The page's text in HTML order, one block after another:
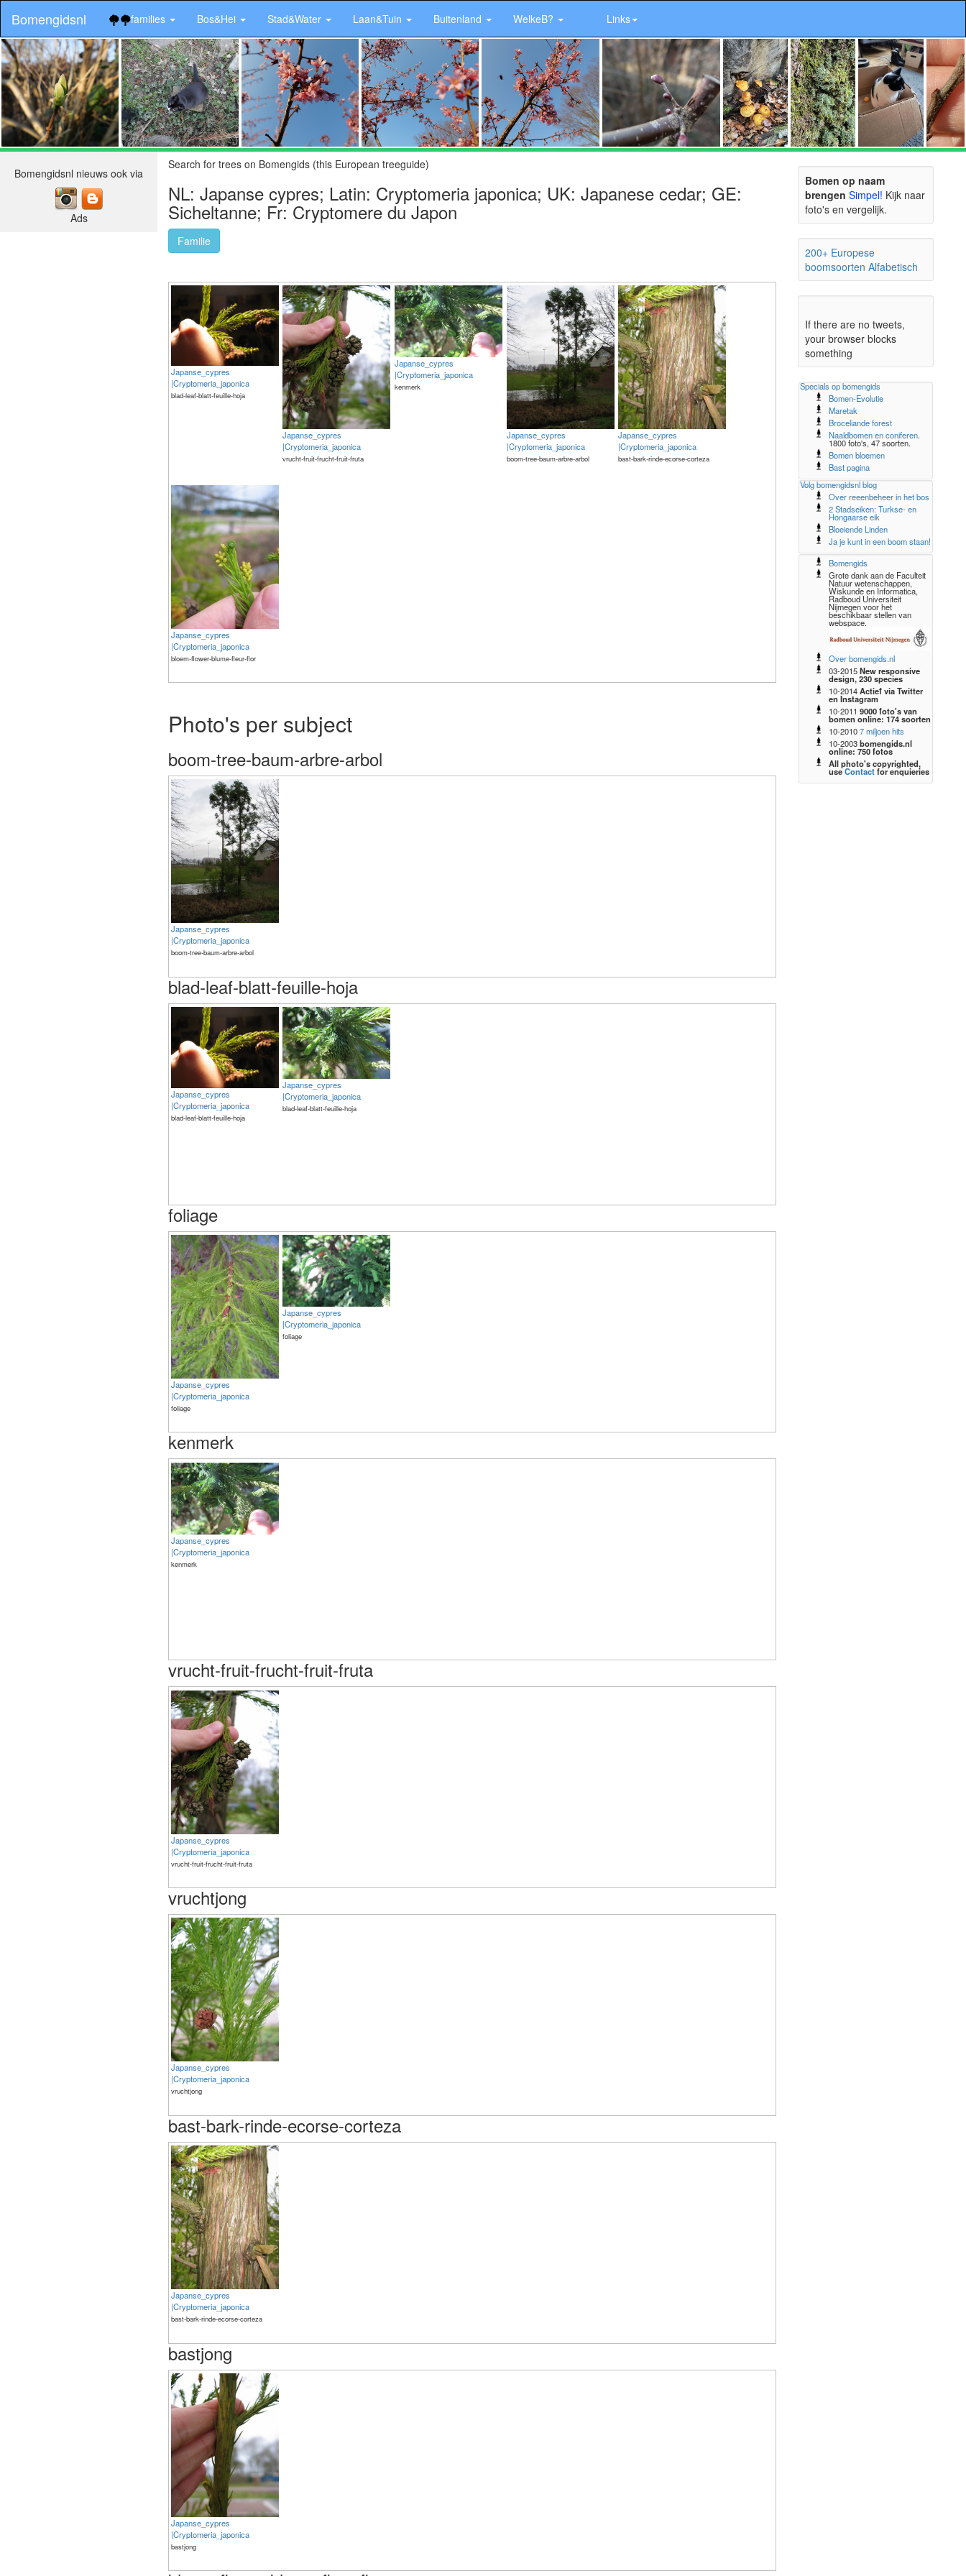
Bomengidsnl families Bos&Hei Stad&Water Laan&Tuin Buitenland WelkeB? Links
.
Bomengidsnl nieuws ook via
Ads
Search for trees on Bomengids (this European treeguide)
NL: Japanse cypres; Latin: Cryptomeria japonica; UK: Japanese cedar; GE:
Sicheltanne; Fr: Cryptomere du Japon
Familie
Japanse_cypres
|Cryptomeria_japonica
blad-leaf-blatt-feuille-hoja
Japanse_cypres
|Cryptomeria_japonica
vrucht-fruit-frucht-fruit-fruta
Japanse_cypres
|Cryptomeria_japonica
kenmerk
Japanse_cypres
|Cryptomeria_japonica
boom-tree-baum-arbre-arbol
Japanse_cypres
|Cryptomeria_japonica
bast-bark-rinde-ecorse-corteza
Japanse_cypres
|Cryptomeria_japonica
bloem-flower-blume-fleur-flor
Photo's per subject
boom-tree-baum-arbre-arbol
Japanse_cypres
|Cryptomeria_japonica
boom-tree-baum-arbre-arbol
blad-leaf-blatt-feuille-hoja
Japanse_cypres
|Cryptomeria_japonica
blad-leaf-blatt-feuille-hoja
Japanse_cypres
|Cryptomeria_japonica
blad-leaf-blatt-feuille-hoja
foliage
Japanse_cypres
|Cryptomeria_japonica
foliage
Japanse_cypres
|Cryptomeria_japonica
foliage
kenmerk
Japanse_cypres
|Cryptomeria_japonica
kenmerk
vrucht-fruit-frucht-fruit-fruta
Japanse_cypres
|Cryptomeria_japonica
vrucht-fruit-frucht-fruit-fruta
vruchtjong
Japanse_cypres
|Cryptomeria_japonica
vruchtjong
bast-bark-rinde-ecorse-corteza
Japanse_cypres
|Cryptomeria_japonica
bast-bark-rinde-ecorse-corteza
bastjong
Japanse_cypres
|Cryptomeria_japonica
bastjong
Bomen op naam
brengen Simpel! Kijk naar
foto's en vergelijk.
200+ Europese
boomsoorten Alfabetisch
If there are no tweets,
your browser blocks
something
Specials op bomengids
Bomen-Evolutie
Maretak
Broceliande forest
Naaldbomen en coniferen.
1800 foto's, 47 soorten.
Bomen bloemen
Bast pagina
Volg bomengidsnl blog
Over reeenbeheer in het bos
2 Stadseiken: Turkse- en
Hongaarse eik
Bloeiende Linden
Ja je kunt in een boom staan!
Bomengids
Grote dank aan de Faculteit
Natuur wetenschappen,
Wiskunde en Informatica,
Radboud Universiteit
Nijmegen voor het
beschikbaar stellen van
webspace.
Over bomengids.nl
03-2015New responsive
design, 230 species
10-2014Actief via Twitter
en Instagram
10-2011 9000 foto's van
bomen online: 174 soorten
10-20107 miljoen hits
10-2003bomengids.nl
online: 750 fotos
All photo's copyrighted,
useContactfor enquieries